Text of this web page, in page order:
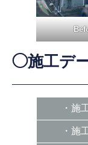
◯施工デ
・施
・施